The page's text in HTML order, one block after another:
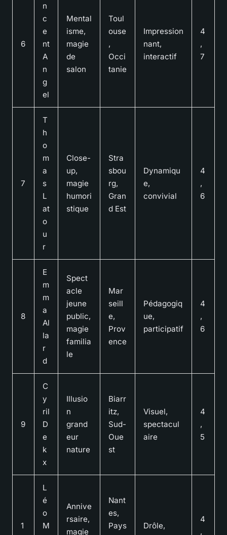
6
n
c
e
nt
A
n
g
el
Mental
isme,
magie
de
salon
Toul
ouse
,
Occi
tanie
Impression
nant,
interactif
4
,
7
7
T
h
o
m
a
s
L
at
o
u
r
Close-
up,
magie
humori
stique
Stra
sbou
rg,
Gran
d Est
Dynamiqu
e,
convivial
4
,
6
8
E
m
m
a
Al
la
r
d
Spect
acle
jeune
public,
magie
familia
le
Mar
seill
e,
Prov
ence
Pédagogiq
ue,
participatif
4
,
6
9
C
y
ril
D
e
k
x
Illusio
n
grand
eur
nature
Biarr
itz,
Sud-
Oue
st
Visuel,
spectacul
aire
4
,
5
1
L
é
o
M
Annive
rsaire,
magie
Nant
es,
Pays
Drôle,
4
,